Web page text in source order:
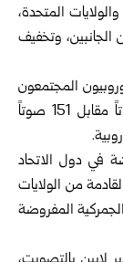
المتحدة،
الجانبين، وتخفيف
المجتمعون
في ستراسبورغ لصالح الاتفاق بأغلبية 440 صوتاً مقابل 151 صوتاً
في دول الاتحاد
من الولايات
المفروضة